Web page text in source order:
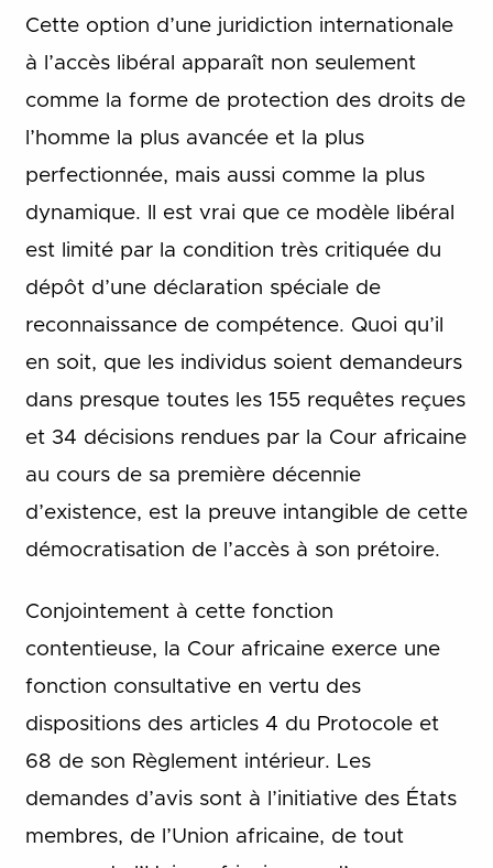
Cette option d’une juridiction internationale
à l’accès libéral apparaît non seulement
comme la forme de protection des droits de
l’homme la plus avancée et la plus
perfectionnée, mais aussi comme la plus
dynamique. Il est vrai que ce modèle libéral
est limité par la condition très critiquée du
dépôt d’une déclaration spéciale de
reconnaissance de compétence. Quoi qu’il
en soit, que les individus soient demandeurs
dans presque toutes les 155 requêtes reçues
et 34 décisions rendues par la Cour africaine
au cours de sa première décennie
d’existence, est la preuve intangible de cette
démocratisation de l’accès à son prétoire.
Conjointement à cette fonction
contentieuse, la Cour africaine exerce une
fonction consultative en vertu des
dispositions des articles 4 du Protocole et
68 de son Règlement intérieur. Les
demandes d’avis sont à l’initiative des États
membres, de l’Union africaine, de tout